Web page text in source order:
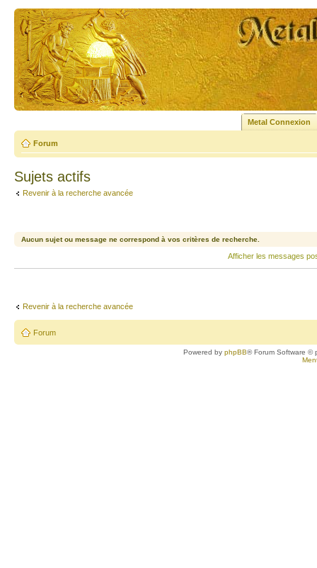
Metal Connexion
Forum
Sujets actifs
Revenir à la recherche avancée
Aucun sujet ou message ne correspond à vos critères de recherche.
Afficher les messages
Revenir à la recherche avancée
Forum
Powered byphpBB® Forum Software ©